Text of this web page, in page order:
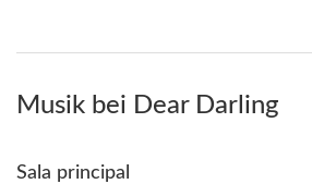
Musik bei Dear Darling
Sala principal